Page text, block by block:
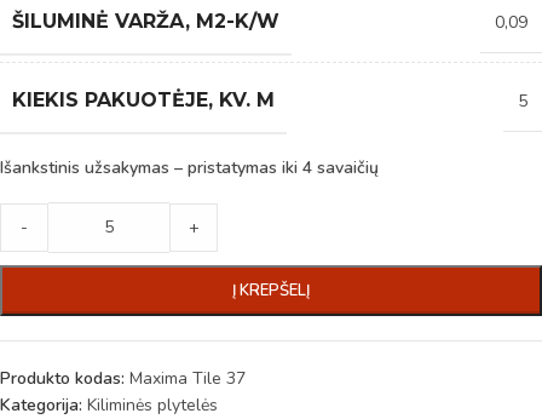
ŠILUMINĖ VARŽA, M2-K/W 0,09
KIEKIS PAKUOTĖJE, KV. M 5
Išankstinis užsakymas – pristatymas iki 4 savaičių
- +
Į KREPŠELĮ
Produkto kodas: Maxima Tile 37
Kategorija: Kiliminės plytelės